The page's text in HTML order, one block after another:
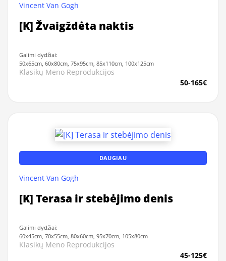
Vincent Van Gogh
[K] Žvaigždėta naktis
Galimi dydžiai:
50x65cm, 60x80cm, 75x95cm, 85x110cm, 100x125cm
Klasikų Meno Reprodukcijos
50-165€
DAUGIAU
Vincent Van Gogh
[K] Terasa ir stebėjimo denis
Galimi dydžiai:
60x45cm, 70x55cm, 80x60cm, 95x70cm, 105x80cm
Klasikų Meno Reprodukcijos
45-125€